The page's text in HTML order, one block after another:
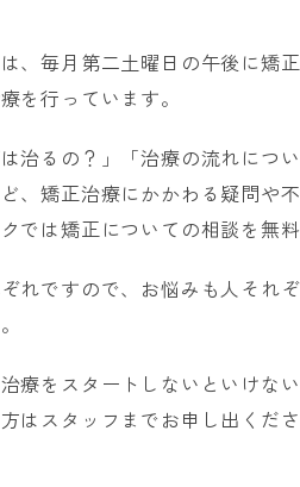
、毎月第二土曜日の午後に矯
を行っています。
は治るの？」「治療の流れにつ
ど、矯正治療にかかわる疑問や
では矯正についての相談を無
れですので、お悩みも人それ
療をスタートしないといけな
はスタッフまでお申し出くださ